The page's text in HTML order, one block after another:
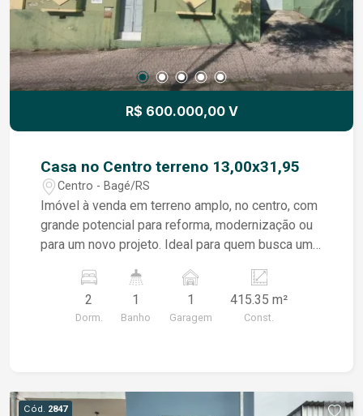
imóvel está inserido em uma região valorizada,
com fácil acesso aos principais serviços,
comércios, escolas e demais conveniências,
sendo uma excelente oportunidade para quem
deseja morar em um local tranquilo e bem
R$ 600.000,00 V
Casa no Centro terreno 13,00x31,95
Centro - Bagé/RS
Imóvel à venda em terreno amplo, no centro, com
grande potencial para reforma, modernização ou
para um novo projeto. Ideal para quem busca um
possibilidades de aproveitamento Localização
privilegiada Terreno espaçoso Excelente
oportunidade para morar ou investir
2
Dorm.
1
Banho
1
Garagem
415.35 m²
Const.
Cód. 2847